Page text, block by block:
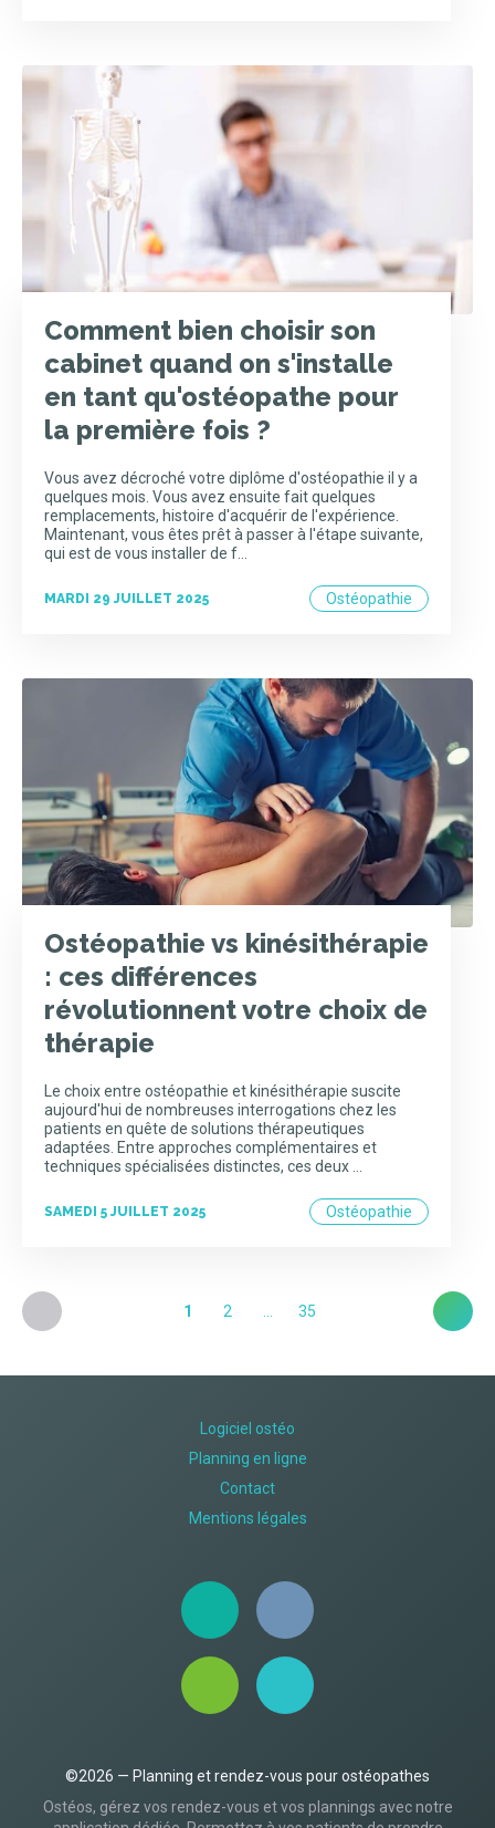
Comment bien choisir son
cabinet quand on s'installe
en tant qu'ostéopathe pour
la première fois ?
Vous avez décroché votre diplôme d'ostéopathie il y a
quelques mois. Vous avez ensuite fait quelques
remplacements, histoire d'acquérir de l'expérience.
Maintenant, vous êtes prêt à passer à l'étape suivante,
qui est de vous installer de f…
MARDI 29 JUILLET 2025 Ostéopathie
Ostéopathie vs kinésithérapie
: ces différences
révolutionnent votre choix de
thérapie
Le choix entre ostéopathie et kinésithérapie suscite
aujourd'hui de nombreuses interrogations chez les
patients en quête de solutions thérapeutiques
adaptées. Entre approches complémentaires et
techniques spécialisées distinctes, ces deux …
SAMEDI 5 JUILLET 2025 Ostéopathie
1 2 35
Logiciel ostéo
Planning en ligne
Contact
Mentions légales
©2026 — Planning et rendez-vous pour ostéopathes
Ostéos, gérez vos rendez-vous et vos plannings avec notre